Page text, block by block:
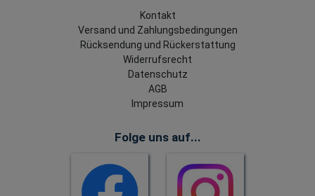
Kontakt
Versand und Zahlungsbedingungen
Rücksendung und Rückerstattung
Widerrufsrecht
Datenschutz
AGB
Impressum
Folge uns auf...